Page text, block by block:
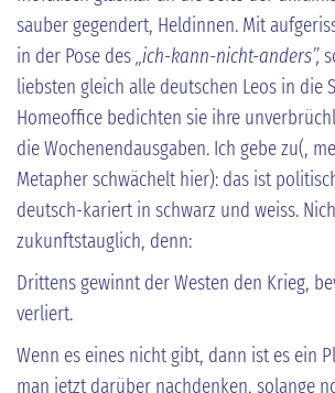
sauber gegendert, Heldinnen. Mit
in der Pose des„ich-kann-nicht-anders”,
liebsten gleich alle deutschen Leos in die
Homeoffice bedichten sie ihre
die Wochenendausgaben. Ich gebe zu(,
Metapher schwächelt hier): das ist
deutsch-kariert in schwarz und weiss.
zukunftstauglich, denn:
Drittens gewinnt der Westen den Krieg,
verliert.
Wenn es eines nicht gibt, dann ist es ein
man jetzt darüber nachdenken, solange